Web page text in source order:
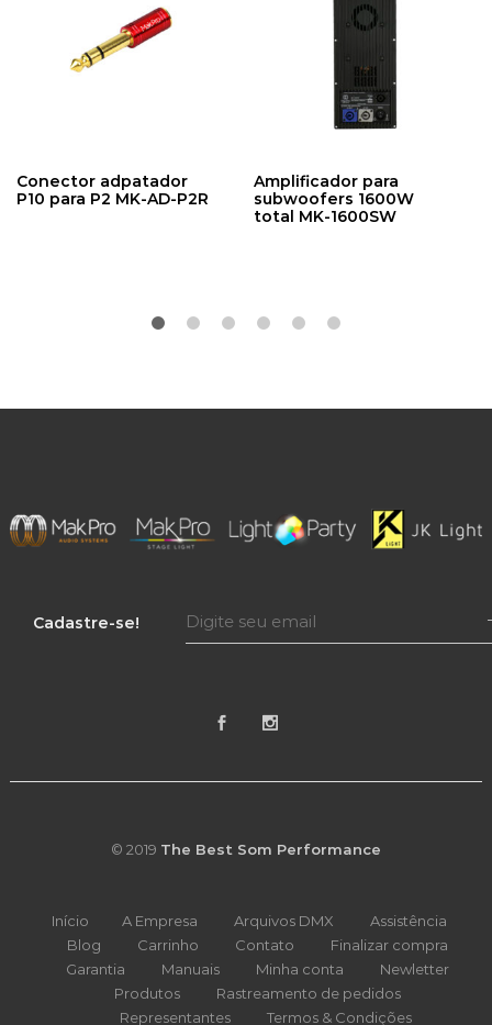
Conector adpatador
P10 para P2 MK-AD-P2R
Amplificador para
subwoofers 1600W
total MK-1600SW
Cadastre-se!
© 2019 The Best Som Performance
Início A Empresa Arquivos DMX
Assistência
Blog
Carrinho Contato
Finalizar compra
Garantia
Manuais Minha conta
Newletter
Produtos
Rastreamento de pedidos
Representantes
Termos & Condições